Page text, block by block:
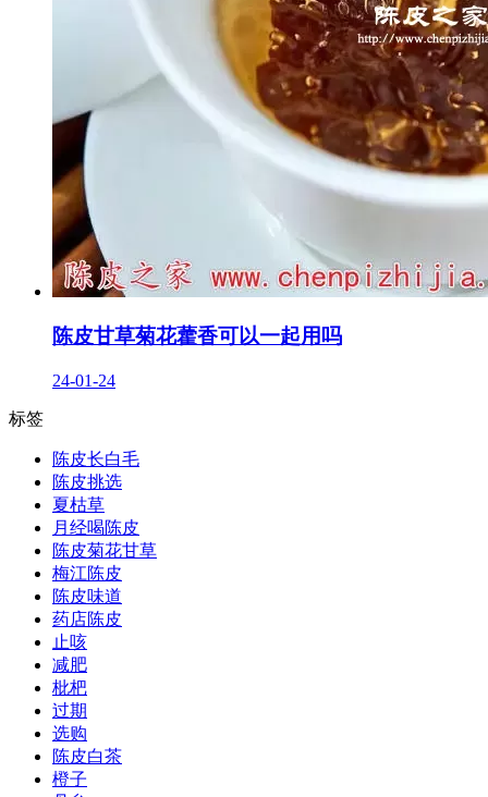
陈皮甘草菊花藿香可以一起用吗
24-01-24
标签
陈皮长白毛
陈皮挑选
夏枯草
月经喝陈皮
陈皮菊花甘草
梅江陈皮
陈皮味道
药店陈皮
止咳
减肥
枇杷
过期
选购
陈皮白茶
橙子